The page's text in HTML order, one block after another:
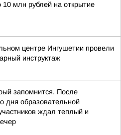
10 млн рублей на открытие
центре Ингушетии провели
инструктаж
запомнится. После
дня образовательной
ждал теплый и